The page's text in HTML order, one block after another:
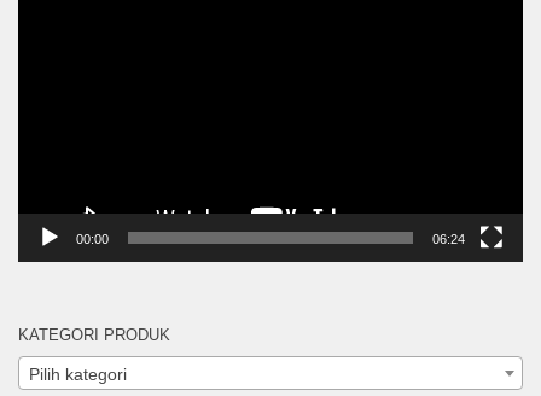
00:00 06:24
KATEGORI PRODUK
Pilih kategori